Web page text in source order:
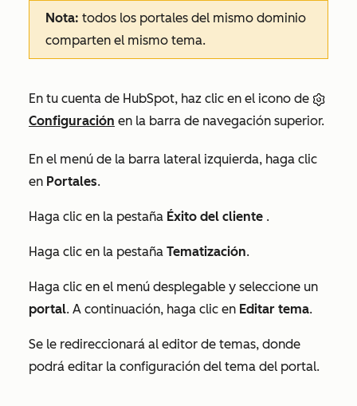
Nota: todos los portales del mismo dominio
comparten el mismo tema.
En tu cuenta de HubSpot, haz clic en el icono de
Configuración en la barra de navegación superior.
En el menú de la barra lateral izquierda, haga clic
en Portales.
Haga clic en la pestaña Éxito del cliente .
Haga clic en la pestaña Tematización.
Haga clic en el menú desplegable y seleccione un
portal. A continuación, haga clic en Editar tema.
Se le redireccionará al editor de temas, donde
podrá editar la configuración del tema del portal.